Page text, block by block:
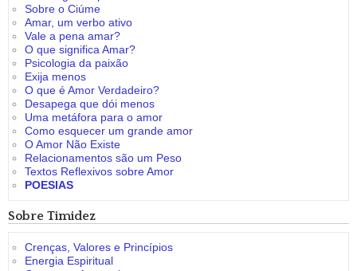
Sobre o Ciúme
Amar, um verbo ativo
Vale a pena amar?
O que significa Amar?
Psicologia da paixão
Exija menos
O que é Amor Verdadeiro?
Desapega que dói menos
Uma metáfora para o amor
Como esquecer um grande amor
O Amor Não Existe
Relacionamentos são um Peso
Textos Reflexivos sobre Amor
POESIAS
Sobre Timidez
Crenças, Valores e Princípios
Energia Espiritual